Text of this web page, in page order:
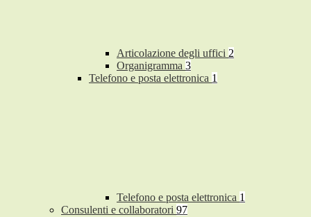
Articolazione degli uffici 2
Organigramma 3
Telefono e posta elettronica 1
Telefono e posta elettronica 1
Consulenti e collaboratori 97